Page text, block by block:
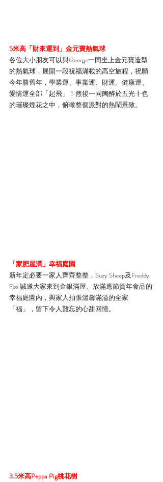
5米高「財來運到」金元寶熱氣球
各位大小朋友可以與George一同坐上金元寶造型
的熱氣球，展開一段祝福滿載的高空旅程，祝願
今年勝舊年，學業運、事業運、財運、健康運、
愛情運全部「起飛」！然後一同陶醉於五光十色
的璀璨煙花之中，俯瞰整個派對的熱鬧景致。
「家肥屋潤」幸福庭園
新年定必要一家人齊齊整整，Suzy Sheep及Freddy
Fox 誠邀大家來到金銀滿屋、放滿應節賀年食品的
幸福庭園內，與家人拍張溫馨滿溢的全家
「福」，留下令人難忘的心甜回憶。
3.5米高Peppa Pig桃花樹